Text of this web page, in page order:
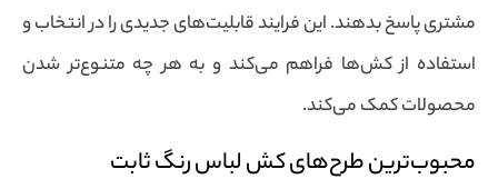
مشتری پاسخ بدهند. این فرایند قابلیت‌های جدیدی را در انتخاب و
استفاده از کش‌ها فراهم می‌کند و به هر چه متنوع‌تر شدن
محصولات کمک می‌کند.
محبوب‌ترین طرح‌های کش لباس رنگ ثابت